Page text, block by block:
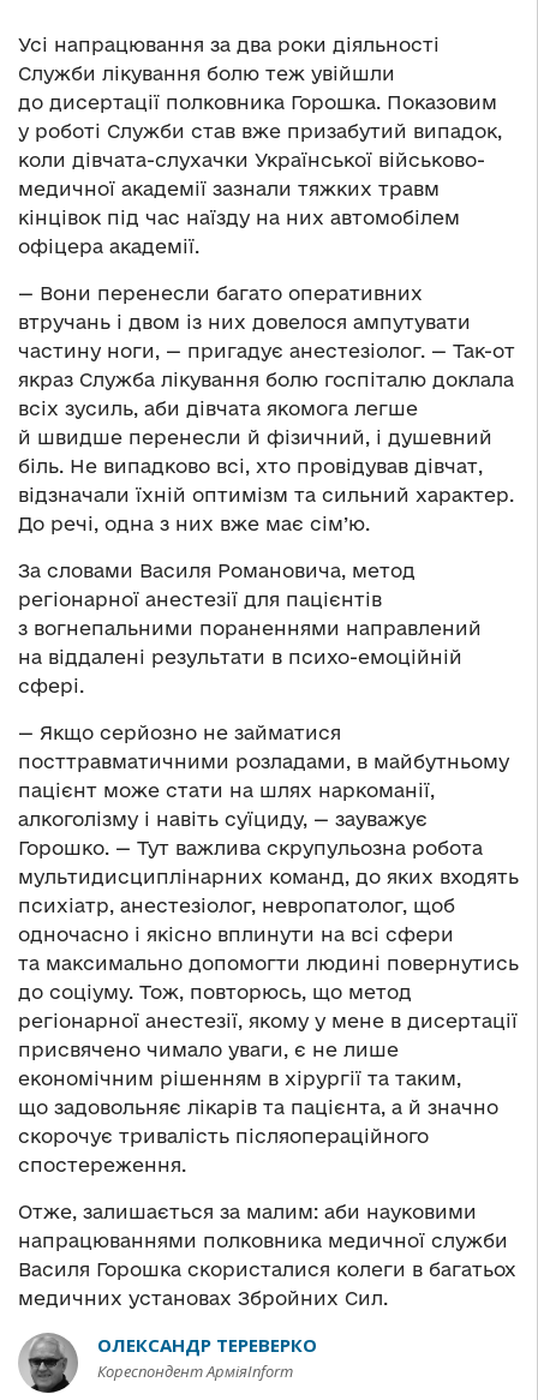
Усі напрацювання за два роки діяльності
Служби лікування болю теж увійшли
до дисертації полковника Горошка. Показовим
у роботі Служби став вже призабутий випадок,
коли дівчата-слухачки Української військово-
медичної академії зазнали тяжких травм
кінцівок під час наїзду на них автомобілем
офіцера академії.
— Вони перенесли багато оперативних
втручань і двом із них довелося ампутувати
частину ноги, — пригадує анестезіолог. — Так-от
якраз Служба лікування болю госпіталю доклала
всіх зусиль, аби дівчата якомога легше
й швидше перенесли й фізичний, і душевний
біль. Не випадково всі, хто провідував дівчат,
відзначали їхній оптимізм та сильний характер.
До речі, одна з них вже має сім’ю.
За словами Василя Романовича, метод
регіонарної анестезії для пацієнтів
з вогнепальними пораненнями направлений
на віддалені результати в психо-емоційній
сфері.
— Якщо серйозно не займатися
посттравматичними розладами, в майбутньому
пацієнт може стати на шлях наркоманії,
алкоголізму і навіть суїциду, — зауважує
Горошко. — Тут важлива скрупульозна робота
мультидисциплінарних команд, до яких входять
психіатр, анестезіолог, невропатолог, щоб
одночасно і якісно вплинути на всі сфери
та максимально допомогти людині повернутись
до соціуму. Тож, повторюсь, що метод
регіонарної анестезії, якому у мене в дисертації
присвячено чимало уваги, є не лише
економічним рішенням в хірургії та таким,
що задовольняє лікарів та пацієнта, а й значно
скорочує тривалість післяопераційного
спостереження.
Отже, залишається за малим: аби науковими
напрацюваннями полковника медичної служби
Василя Горошка скористалися колеги в багатьох
медичних установах Збройних Сил.
ОЛЕКСАНДР ТЕРЕВЕРКО
Кореспондент АрміяInform